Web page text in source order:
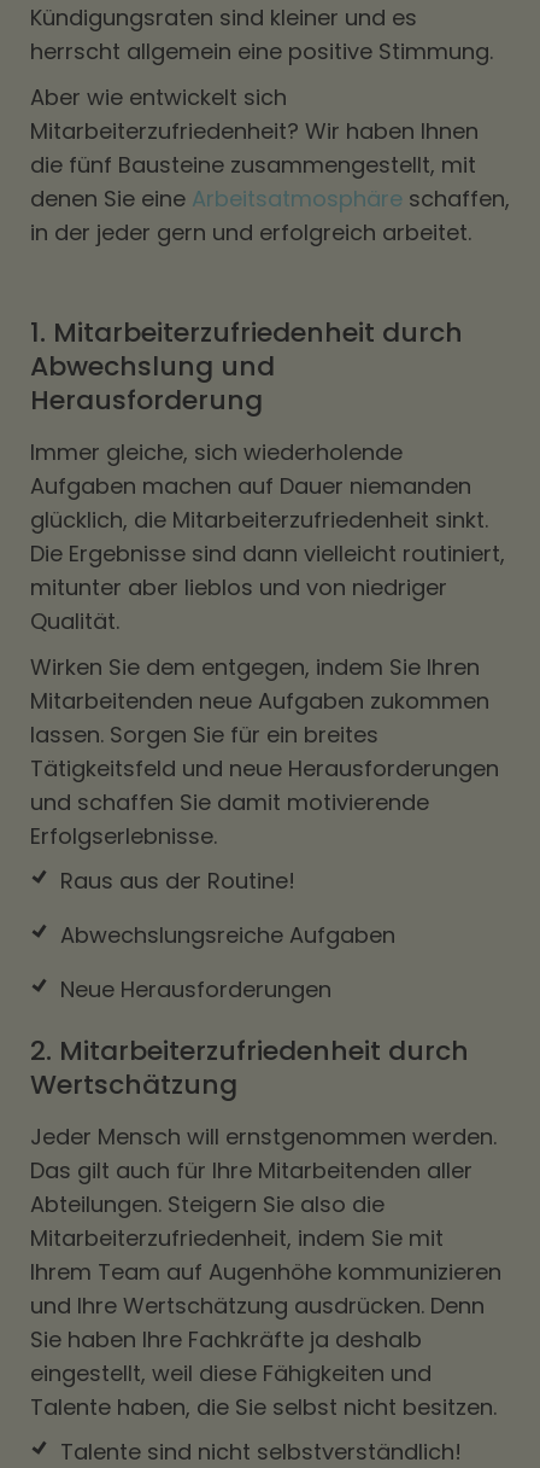
Kündigungsraten sind kleiner und es
herrscht allgemein eine positive Stimmung.
Aber wie entwickelt sich
Mitarbeiterzufriedenheit? Wir haben Ihnen
die fünf Bausteine zusammengestellt, mit
denen Sie eine Arbeitsatmosphäre schaffen,
in der jeder gern und erfolgreich arbeitet.
1. Mitarbeiterzufriedenheit durch
Abwechslung und
Herausforderung
Immer gleiche, sich wiederholende
Aufgaben machen auf Dauer niemanden
glücklich, die Mitarbeiterzufriedenheit sinkt.
Die Ergebnisse sind dann vielleicht routiniert,
mitunter aber lieblos und von niedriger
Qualität.
Wirken Sie dem entgegen, indem Sie Ihren
Mitarbeitenden neue Aufgaben zukommen
lassen. Sorgen Sie für ein breites
Tätigkeitsfeld und neue Herausforderungen
und schaffen Sie damit motivierende
Erfolgserlebnisse.
Raus aus der Routine!
Abwechslungsreiche Aufgaben
Neue Herausforderungen
2. Mitarbeiterzufriedenheit durch
Wertschätzung
Jeder Mensch will ernstgenommen werden.
Das gilt auch für Ihre Mitarbeitenden aller
Abteilungen. Steigern Sie also die
Mitarbeiterzufriedenheit, indem Sie mit
Ihrem Team auf Augenhöhe kommunizieren
und Ihre Wertschätzung ausdrücken. Denn
Sie haben Ihre Fachkräfte ja deshalb
eingestellt, weil diese Fähigkeiten und
Talente haben, die Sie selbst nicht besitzen.
Talente sind nicht selbstverständlich!